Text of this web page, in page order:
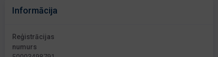
Informācija
Reģistrācijas
numurs